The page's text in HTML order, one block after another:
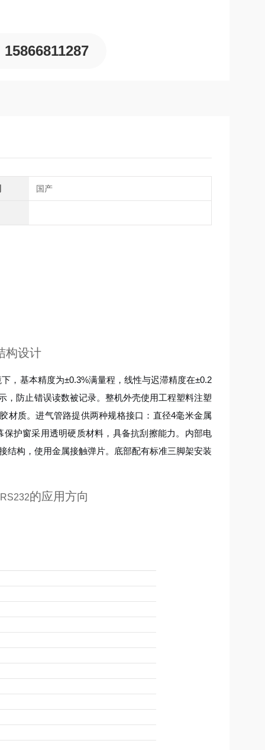
15866811287
国产
构设计
，基本精度为±0.3%满量程，线性与迟滞精度在±0.2
，防止错误读数被记录。整机外壳使用工程塑料注塑
材质。进气管路提供两种规格接口：直径4毫米金属
护窗采用透明硬质材料，具备抗刮擦能力。内部电
结构，使用金属接触弹片。底部配有标准三脚架安装
的应用方向